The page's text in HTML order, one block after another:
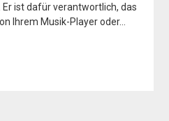
ist dafür verantwortlich, das
Ihrem Musik-Player oder…